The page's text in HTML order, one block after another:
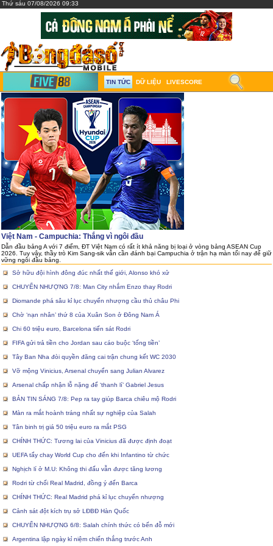
Thứ sáu 07/08/2026 09:33
TIN TỨC DỮ LIỆU LIVESCORE
Việt Nam - Campuchia: Thắng vì ngôi đầu
Dẫn đầu bảng A với 7 điểm, ĐT Việt Nam có rất ít khả năng bị loại ở vòng bảng ASEAN Cup
2026. Tuy vậy, thầy trò Kim Sang-sik vẫn cần đánh bại Campuchia ở trận hạ màn tối nay để giữ
vững ngôi đầu bảng.
Sở hữu đội hình đông đúc nhất thế giới, Alonso khó xử
CHUYỂN NHƯỢNG 7/8: Man City nhắm Enzo thay Rodri
Diomande phá sâu kỉ lục chuyển nhượng cầu thủ châu Phi
Chờ ‘nạn nhân’ thứ 8 của Xuân Son ở Đông Nam Á
Chi 60 triệu euro, Barcelona tiến sát Rodri
FIFA gửi trả tiền cho Jordan sau cáo buộc ‘tống tiền’
Tây Ban Nha đòi quyền đăng cai trận chung kết WC 2030
Vỡ mộng Vinicius, Arsenal chuyển sang Julian Alvarez
Arsenal chấp nhận lỗ nặng để ‘thanh lí’ Gabriel Jesus
BẢN TIN SÁNG 7/8: Pep ra tay giúp Barca chiêu mộ Rodri
Màn ra mắt hoành tráng nhất sự nghiệp của Salah
Tân binh trị giá 50 triệu euro ra mắt PSG
CHÍNH THỨC: Tương lai của Vinicius đã được định đoạt
UEFA tẩy chay World Cup cho đến khi Infantino từ chức
Nghịch lí ở M.U: Không thi đấu vẫn được tăng lương
Rodri từ chối Real Madrid, đồng ý đến Barca
CHÍNH THỨC: Real Madrid phá kỉ lục chuyển nhượng
Cảnh sát đột kích trụ sở LĐBĐ Hàn Quốc
CHUYỂN NHƯỢNG 6/8: Salah chính thức có bến đỗ mới
Argentina lập ngày kỉ niệm chiến thắng trước Anh